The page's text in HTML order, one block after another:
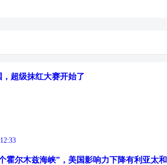
超级抹红大赛开始了
霍尔木兹海峡”，美国影响力下降有利亚太和